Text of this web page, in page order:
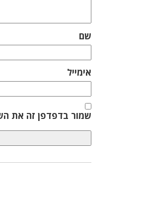
שם
אימייל
שמור בדפדפן זה את